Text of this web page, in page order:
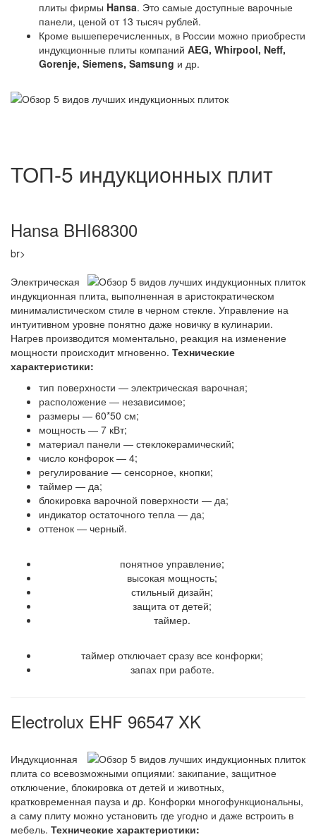
плиты фирмы Hansa. Это самые доступные варочные
панели, ценой от 13 тысяч рублей.
Кроме вышеперечисленных, в России можно приобрести
индукционные плиты компаний AEG, Whirpool, Neff,
Gorenje, Siemens, Samsung и др.
ТОП-5 индукционных плит
Hansa BHI68300
br>
Электрическая
индукционная плита, выполненная в аристократическом
минималистическом стиле в черном стекле. Управление на
интуитивном уровне понятно даже новичку в кулинарии.
Нагрев производится моментально, реакция на изменение
мощности происходит мгновенно. Технические
характеристики:
тип поверхности — электрическая варочная;
расположение — независимое;
размеры — 60*50 см;
мощность — 7 кВт;
материал панели — стеклокерамический;
число конфорок — 4;
регулирование — сенсорное, кнопки;
таймер — да;
блокировка варочной поверхности — да;
индикатор остаточного тепла — да;
оттенок — черный.
понятное управление;
высокая мощность;
стильный дизайн;
защита от детей;
таймер.
таймер отключает сразу все конфорки;
запах при работе.
Electrolux EHF 96547 XK
Индукционная
плита со всевозможными опциями: закипание, защитное
отключение, блокировка от детей и животных,
кратковременная пауза и др. Конфорки многофункциональны,
а саму плиту можно установить где угодно и даже встроить в
мебель. Технические характеристики: